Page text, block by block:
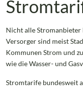
Nicht alle Stromanbieter
Versorger sind meist
Kommunen Strom und
wie die Wasser- und
Stromtarife bundesweit